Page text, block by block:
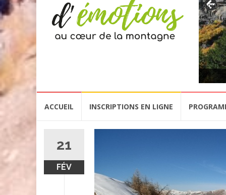
Previous
ACCUEIL INSCRIPTIONS EN LIGNE
21
FÉV